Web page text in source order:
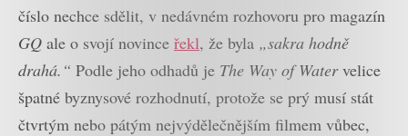
číslo nechce sdělit, v nedávném rozhovoru pro magazín
GQ ale o svojí novince řekl, že byla „sakra hodně
drahá.“ Podle jeho odhadů je The Way of Watervelice
špatné byznysové rozhodnutí, protože se prý musí stát
čtvrtým nebo pátým nejvýdělečnějším filmem vůbec,